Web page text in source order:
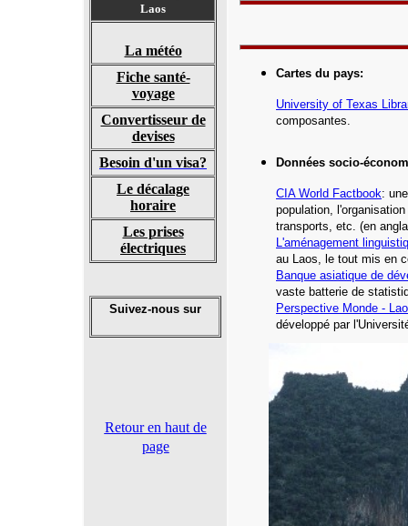
Laos
La météo
Fiche santé-
voyage
Convertisseur de
devises
Besoin d'un visa?
Le décalage
horaire
Les prises
électriques
Suivez-nous sur
Retour en haut de
page
Cartes du pays:
University of Texas
composantes.
Données socio-
CIA World Factbook:
population,
transports, etc. (en
L'aménagement
au Laos, le tout mis en
Banque asiatique de
vaste batterie de
Perspective Monde -
développé par